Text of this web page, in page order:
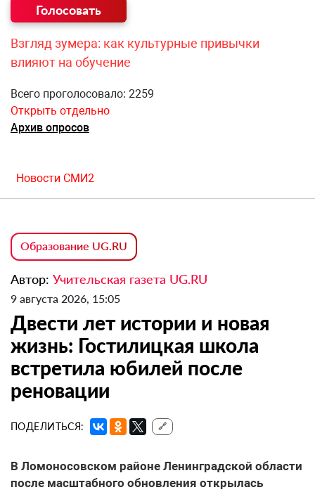
Взгляд зумера: как культурные привычки
влияют на обучение
Всего проголосовало: 2259
Открыть отдельно
Архив опросов
Новости СМИ2
Образование UG.RU
Автор: Учительская газета UG.RU
9 августа 2026, 15:05
Двести лет истории и новая
жизнь: Гостилицкая школа
встретила юбилей после
реновации
ПОДЕЛИТЬСЯ: 🔗
В Ломоносовском районе Ленинградской области
после масштабного обновления открылась